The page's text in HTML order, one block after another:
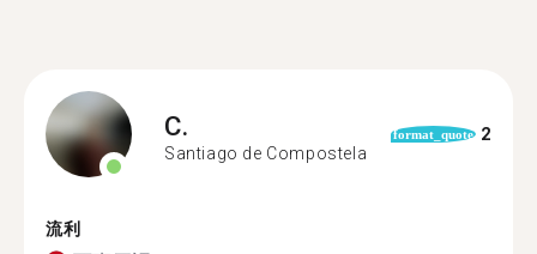
C.
Santiago de Compostela
format_quote 2
流利